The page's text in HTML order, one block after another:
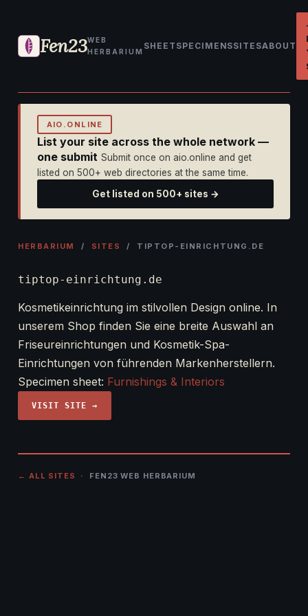
Fen23WEB
HERBARIUM
SHEET SPECIMENSSITESABOUT
AIO.ONLINE
List your site across the whole network —
one submit Submit once on aio.online and get
listed on 500+ web directories at the same time.
Get listed on 500+ sites →
HERBARIUM / SITES / TIPTOP-EINRICHTUNG.DE
tiptop-einrichtung.de
Kosmetikeinrichtung im stilvollen Design online. In
unserem Shop finden Sie eine breite Auswahl an
Friseureinrichtungen und Kosmetik-Spa-
Einrichtungen von führenden Markenherstellern.
Specimen sheet: Furnishings & Interiors
VISIT SITE →
← ALL SITES · FEN23 WEB HERBARIUM